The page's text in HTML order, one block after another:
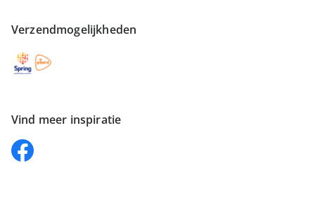
Verzendmogelijkheden
Vind meer inspiratie